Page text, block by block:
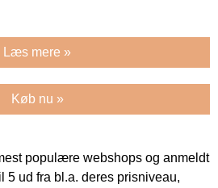
Læs mere »
Køb nu »
populære webshops og anmeldt
5 ud fra bl.a. deres prisniveau,